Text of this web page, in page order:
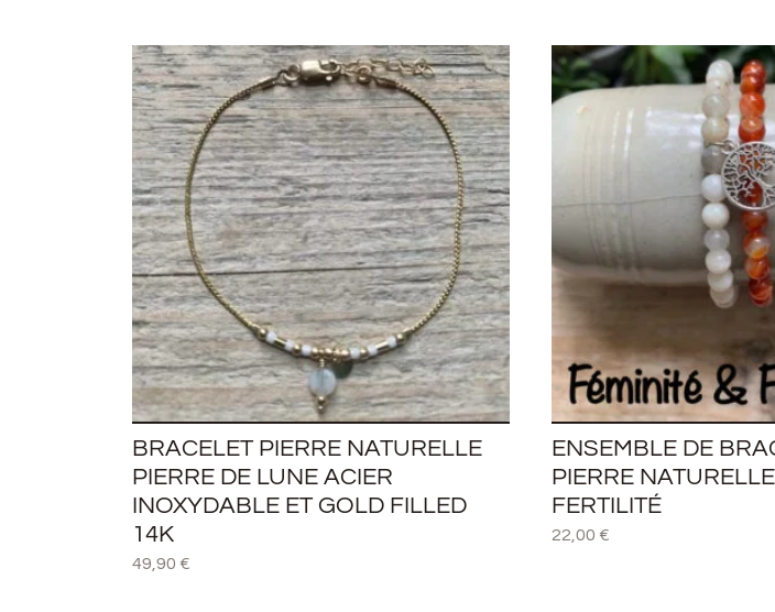
BRACELET PIERRE NATURELLE
PIERRE DE LUNE ACIER
INOXYDABLE ET GOLD FILLED
14K
49,90 €
ENSEMBLE DE
PIERRE
FERTILITÉ
22,00 €